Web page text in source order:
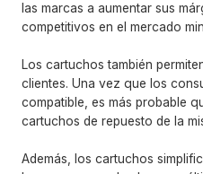
las marcas a aumentar sus
competitivos en el mercado
Los cartuchos también
clientes. Una vez que los
compatible, es más probable
cartuchos de repuesto de la
Además, los cartuchos